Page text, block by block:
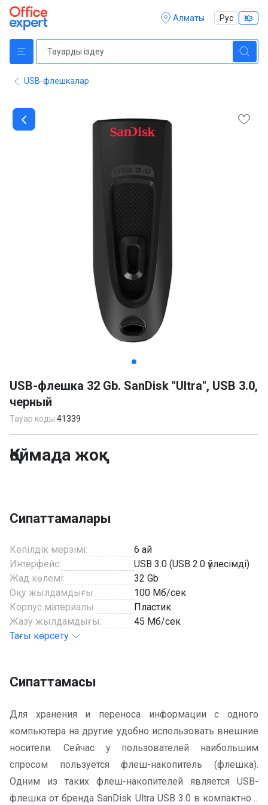
Алматы Рус Қаз
USB-флешкалар
of
3
USB-флешка 32 Gb. SanDisk "Ultra", USB 3.0,
черный
Тауар коды:41339
Қоймада жоқ
Сипаттамалары
Кепілдік мерзімі:
6 ай
Интерфейс:
USB 3.0 (USB 2.0 үйлесімді)
Жад көлемі:
32 Gb
Оқу жылдамдығы:
100 Мб/сек
Корпус материалы:
Пластик
Жазу жылдамдығы:
45 Мб/сек
Тағы көрсету
Сипаттамасы
Для хранения и переноса информации с одного
компьютера на другие удобно использовать внешние
носители. Сейчас у пользователей наибольшим
спросом пользуется флеш-накопитель (флешка).
Одним из таких флеш-накопителей является USB-
флешка от бренда SanDisk Ultra USB 3.0 в компактном